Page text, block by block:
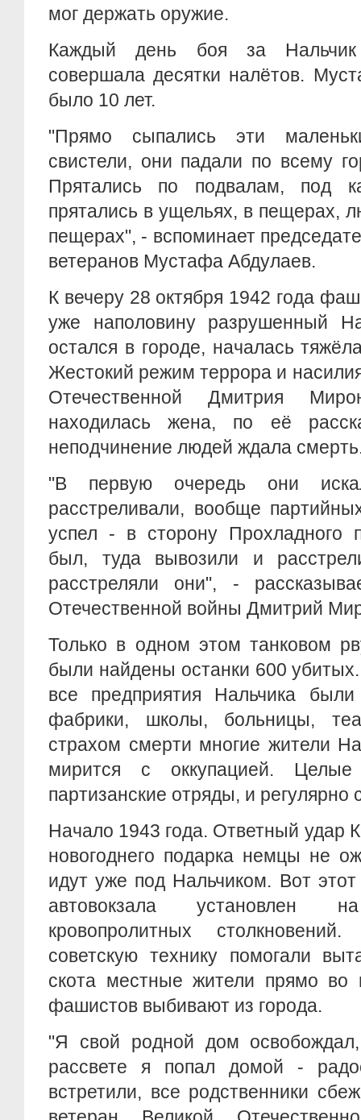
мог держать оружие.
Каждый день боя за Нальчик
совершала десятки налётов.
было 10 лет.
"Прямо сыпались эти
свистели, они падали по всему
Прятались по подвалам, под
прятались в ущельях, в пещерах,
пещерах", - вспоминает
ветеранов Мустафа Абдулаев.
К вечеру 28 октября 1942 года
уже наполовину разрушенный
остался в городе, началась
Жестокий режим террора и
Отечественной Дмитрия
находилась жена, по её
неподчинение людей ждала
"В первую очередь они
расстреливали, вообще
успел - в сторону Прохладного
был, туда вывозили и
расстреляли они", -
Отечественной войны Дмитрий
Только в одном этом танковом
были найдены останки 600
все предприятия Нальчика
фабрики, школы, больницы,
страхом смерти многие жители
мирится с оккупацией.
партизанские отряды, и
Начало 1943 года. Ответный удар
новогоднего подарка немцы не
идут уже под Нальчиком. Вот
автовокзала
кровопролитных
советскую технику помогали
скота местные жители прямо во
фашистов выбивают из города.
"Я свой родной дом
рассвете я попал домой -
встретили, все родственники